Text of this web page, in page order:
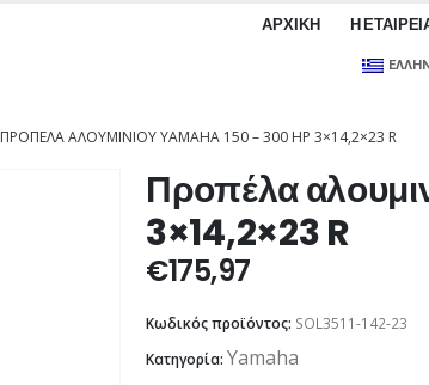
ΑΡΧΙΚΉ Η
ΠΡΟΠΈΛΑ ΑΛΟΥΜΙΝΊΟΥ YAMAHA 150 – 300 HP 3×14,2×23 R
Προπέλα
3×14,2×23 R
€175,97
Κωδικός προϊόντος: SOL3511-142-23
Κατηγορία: Yamaha